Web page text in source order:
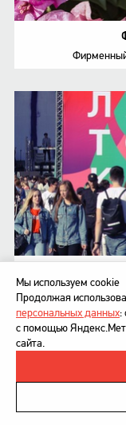
Фирменный
Политика в отношении
Напишите нам
Мы используем cookie
Продолжая
персональных данных:
с помощью
сайта.